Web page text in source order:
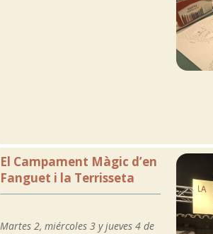
El Campament Màgic d’en
Fanguet i la Terrisseta
Martes 2, miércoles 3 y jueves 4 de